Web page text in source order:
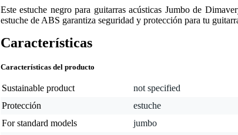
Este estuche negro para guitarras acústicas Jumbo de
estuche de ABS garantiza seguridad y protección para tu
Características
Características del producto
Sustainable product
not specified
Protección
estuche
For standard models
jumbo